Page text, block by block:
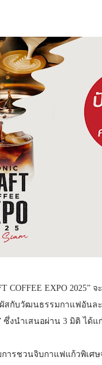
COFFEE EXPO
กับวัฒนธรรมกาแฟอันล
ซึ่งนำเสนอผ่าน 3 มิติ ได้แ
การชวนจิบกาแฟแก้วพิเ